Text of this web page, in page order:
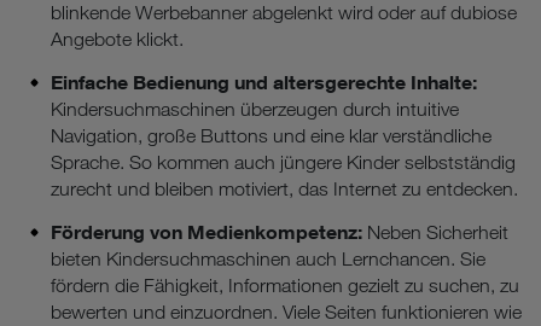
blinkende Werbebanner abgelenkt wird oder auf dubiose
Angebote klickt.
Einfache Bedienung und altersgerechte Inhalte:
Kindersuchmaschinen überzeugen durch intuitive
Navigation, große Buttons und eine klar verständliche
Sprache. So kommen auch jüngere Kinder selbstständig
zurecht und bleiben motiviert, das Internet zu entdecken.
Förderung von Medienkompetenz: Neben Sicherheit
bieten Kindersuchmaschinen auch Lernchancen. Sie
fördern die Fähigkeit, Informationen gezielt zu suchen, zu
bewerten und einzuordnen. Viele Seiten funktionieren wie